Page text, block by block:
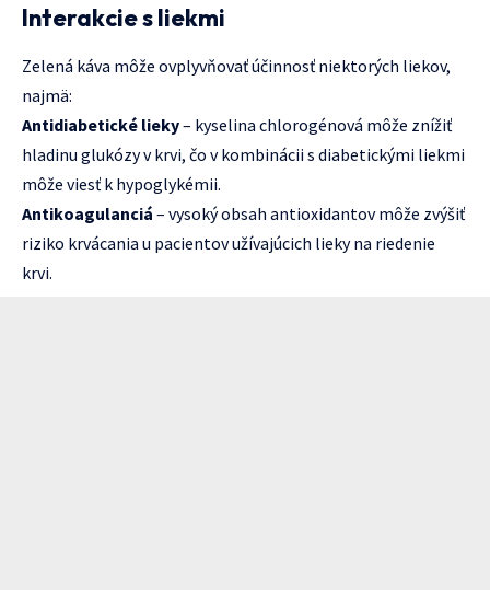
Interakcie s liekmi
Zelená káva môže ovplyvňovať účinnosť niektorých liekov,
najmä:
Antidiabetické lieky– kyselina chlorogénová môže znížiť
hladinu glukózy v krvi, čo v kombinácii s diabetickými liekmi
môže viesť k hypoglykémii.
Antikoagulanciá – vysoký obsah antioxidantov môže zvýšiť
riziko krvácania u pacientov užívajúcich lieky na riedenie
krvi.